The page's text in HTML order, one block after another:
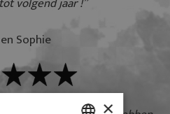
Sophie
×